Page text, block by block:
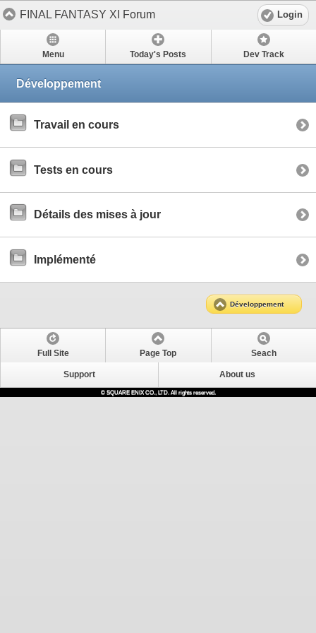
FINAL FANTASY XI Forum Login
Menu Today's Posts Dev Track
Développement
Travail en cours
Tests en cours
Détails des mises à jour
Implémenté
Développement
Full Site Page Top Seach
Support About us
© SQUARE ENIX CO., LTD. All rights reserved.